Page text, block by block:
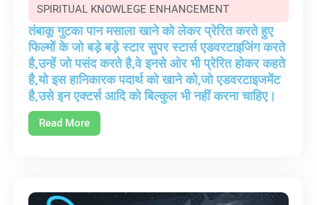
SPIRITUAL KNOWLEGE ENHANCEMENT
तंबाकू गुटका पान मसाला खाने को लेकर प्रेरित करते हुए
फिल्मों के जो बड़े बड़े स्टार सुपर स्टार्स एडवरटाइजिंग करते
है,उन्हें जो पसंद करते है,वे इनसे ओर भी प्रेरित होकर कहते
है,यो इस हानिकारक पदार्थ को खाने को,जो एडवरटाइजमेंट
है,उसे इन एक्टर्स आदि को बिल्कुल भी नहीं करना चाहिए।
Read More